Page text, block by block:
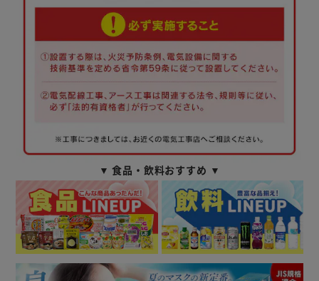
▼ 食品・飲料おすすめ ▼